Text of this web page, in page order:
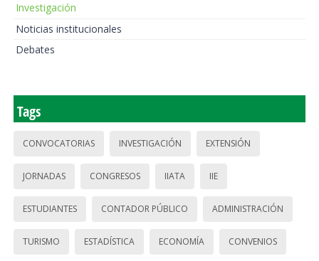
Investigación
Noticias institucionales
Debates
Tags
CONVOCATORIAS INVESTIGACIÓN EXTENSIÓN
JORNADAS CONGRESOS IIATA IIE
ESTUDIANTES CONTADOR PÚBLICO ADMINISTRACIÓN
TURISMO ESTADÍSTICA ECONOMÍA CONVENIOS